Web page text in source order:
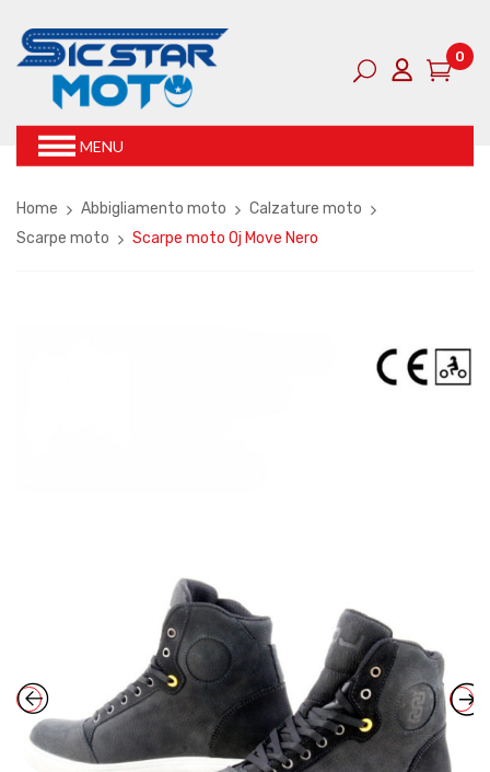
0
MENU
Home Abbigliamento moto
Calzature moto
Scarpe moto
Scarpe moto Oj Move Nero